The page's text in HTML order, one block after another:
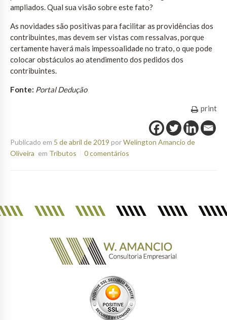
ampliados. Qual sua visão sobre este fato?
As novidades são positivas para facilitar as providências dos
contribuintes, mas devem ser vistas com ressalvas, porque
certamente haverá mais impessoalidade no trato, o que pode
colocar obstáculos ao atendimento dos pedidos dos
contribuintes.
Fonte: Portal Dedução
print
Publicado em 5 de abril de 2019 porWelington Amancio de
Oliveira em Tributos 0 comentários